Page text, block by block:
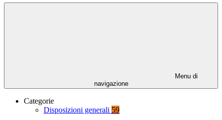
Menu di
navigazione
Categorie
Disposizioni generali 59